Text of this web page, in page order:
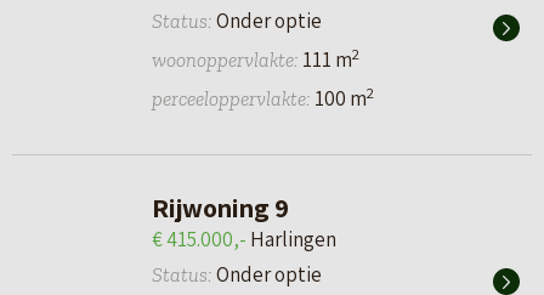
Status: Onder optie
woonoppervlakte: 111 m2
perceeloppervlakte: 100 m2
Rijwoning 9
€ 415.000,- Harlingen
Status: Onder optie